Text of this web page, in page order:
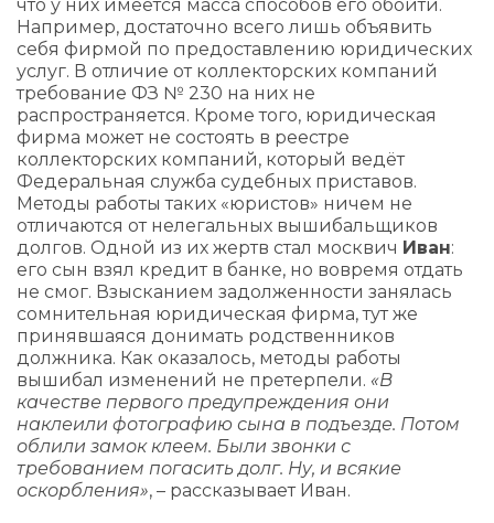
что у них имеется масса способов его обойти.
Например, достаточно всего лишь объявить
себя фирмой по предоставлению юридических
услуг. В отличие от коллекторских компаний
требование ФЗ № 230 на них не
распространяется. Кроме того, юридическая
фирма может не состоять в реестре
коллекторских компаний, который ведёт
Федеральная служба судебных приставов.
Методы работы таких «юристов» ничем не
отличаются от нелегальных вышибальщиков
долгов. Одной из их жертв стал москвич Иван:
его сын взял кредит в банке, но вовремя отдать
не смог. Взысканием задолженности занялась
сомнительная юридическая фирма, тут же
принявшаяся донимать родственников
должника. Как оказалось, методы работы
вышибал изменений не претерпели. «В
качестве первого предупреждения они
наклеили фотографию сына в подъезде. Потом
облили замок клеем. Были звонки с
требованием погасить долг. Ну, и всякие
оскорбления», – рассказывает Иван.